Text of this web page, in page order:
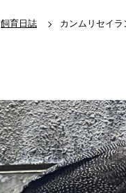
飼育日誌 カンムリセイ